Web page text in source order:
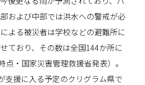
および中部では洪水への警戒が必
よる被災者は学校などの避難所に
ており、その数は全国144か所に
点・国家災害管理救援省発表）。
支援に入る予定のクリグラム県で